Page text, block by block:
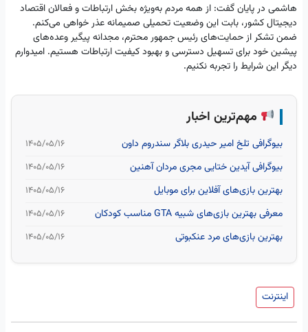
هاشمی در پایان گفت: از همه مردم به‌ویژه بخش ارتباطات و فعالان اقتصاد
دیجیتال کشور، بابت این وضعیت تحمیلی صمیمانه عذر خواهی می‌کنم.
ضمن تشکر از حمایت‌های رئیس جمهور محترم، مجدانه پیگیر وعده‌های
پیشین خود برای تسهیل دسترسی و بهبود کیفیت ارتباطات هستیم. امیدوارم
دیگر این شرایط را تجربه نکنیم.
مهم‌ترین اخبار
بیوگرافی تلخ امیر حیدری بلاگر سندروم داون ۱۴۰۵/۰۵/۱۶
بیوگرافی آیدین ختایی مجری مردان آهنین ۱۴۰۵/۰۵/۱۶
بهترین بازی‌های آفلاین برای موبایل ۱۴۰۵/۰۵/۱۶
معرفی بهترین بازی‌های شبیه GTA مناسب کودکان ۱۴۰۵/۰۵/۱۶
بهترین بازی‌های مرد عنکبوتی ۱۴۰۵/۰۵/۱۶
اینترنت